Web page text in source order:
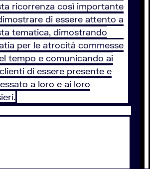
ricorrenza così importante
di essere attento a
tematica, dimostrando
per le atrocità commesse
tempo e comunicando ai
di essere presente e
a loro e ai loro